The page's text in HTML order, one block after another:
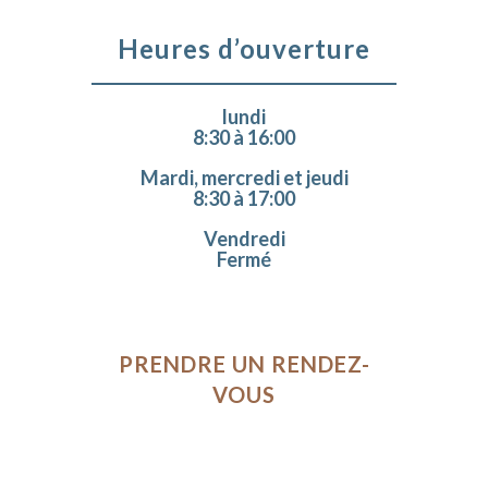
Heures d’ouverture
lundi
8:30 à 16:00
Mardi, mercredi et jeudi
8:30 à 17:00
Vendredi
Fermé
PRENDRE UN RENDEZ-
VOUS